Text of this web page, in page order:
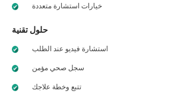
خيارات استشارة متعددة
حلول تقنية
استشارة فيديو عند الطلب
سجل صحي مؤمن
تتبع وخطة علاجك